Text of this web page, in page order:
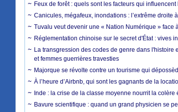
Feux de forêt : quels sont les facteurs qui
Canicules, mégafeux, inondations : l’extrême droite à
Tuvalu veut devenir une « Nation Numérique » face
Réglementation chinoise sur le secret d'État : vives
La transgression des codes de genre dans
et femmes guerrières travesties
Majorque se révolte contre un tourisme qui
À l’heure d’Airbnb, qui sont les gagnants de la
Inde : la crise de la classe moyenne nourrit la colère
Bavure scientifique : quand un grand physicien se